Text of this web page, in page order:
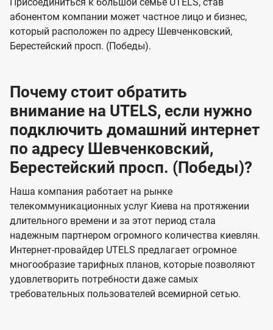
абонентом компании может частное лицо и бизнес,
который расположен по адресу Шевченковский,
Берестейский просп. (Победы).
Почему стоит обратить
внимание на UTELS, если нужно
подключить домашний интернет
по адресу Шевченковский,
Берестейский просп. (Победы)?
Наша компания работает на рынке
телекоммуникационных услуг Киева на протяжении
длительного времени и за этот период стала
надежным партнером огромного количества киевлян.
Интернет-провайдер UTELS предлагает огромное
многообразие тарифных планов, которые позволяют
удовлетворить потребности даже самых
требовательных пользователей всемирной сетью.